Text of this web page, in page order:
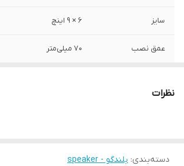
سایز 6 × 9 اینچ
عمق نصب 70 میلی‌متر
نظرات
دسته‌بندی: بلندگو - speaker